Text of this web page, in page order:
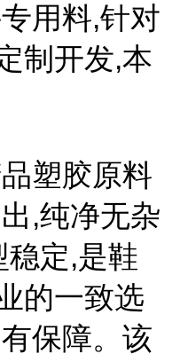
用料,针对
制开发,本
塑胶原料
,纯净无杂
稳定,是鞋
的一致选
保障。该